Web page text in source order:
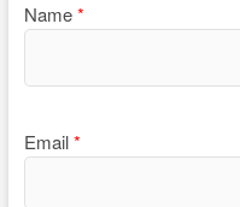
Name*
Email*